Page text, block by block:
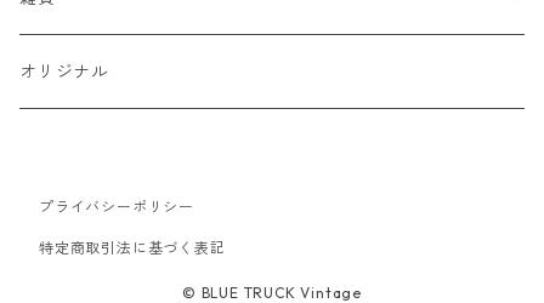
七分・長袖Tシャツ
半袖シャツ
スウェット
パーカー
セーター
チノパン
コーデュロイ
キャップ
ベルト
オリジナル
プライバシーポリシー
特定商取引法に基づく表記
© BLUE TRUCK Vintage